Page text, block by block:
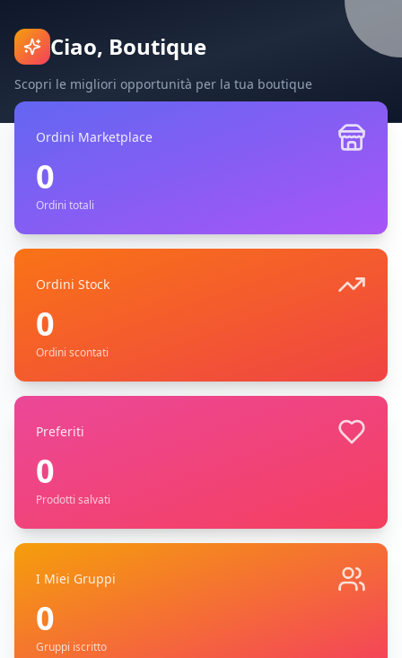
Ciao, Boutique
Scopri le migliori opportunità per la tua boutique
Ordini Marketplace
0
Ordini totali
Ordini Stock
0
Ordini scontati
Preferiti
0
Prodotti salvati
I Miei Gruppi
0
Gruppi iscritto